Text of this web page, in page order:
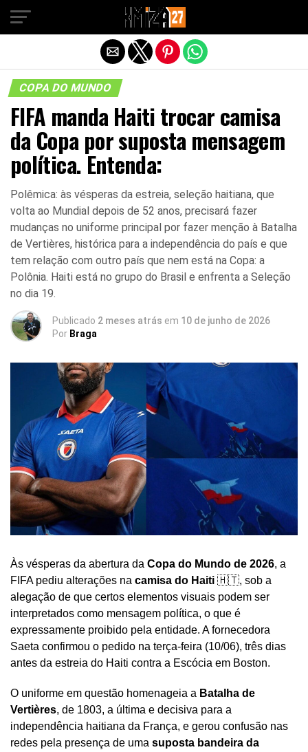
COPA DO MUNDO
FIFA manda Haiti trocar camisa
da Copa por suposta mensagem
política. Entenda:
Polêmica: às vésperas da estreia, seleção haitiana, que
volta ao Mundial depois de 52 anos, precisará fazer
mudanças no uniforme principal por fazer menção à Batalha
de Vertières, histórica para a independência do país e que
tem relação com outro país que nem está na Copa: a
Polônia. Haiti está no grupo do Brasil e enfrenta a Seleção
no dia 19.
Publicado 2 meses atrás em 10 de junho de 2026
Por Braga
Às vésperas da abertura da Copa do Mundo de 2026, a
FIFA pediu alterações na camisa do Haiti 🇭🇹, sob a
alegação de que certos elementos visuais podem ser
interpretados como mensagem política, o que é
expressamente proibido pela entidade. A fornecedora
Saeta confirmou o pedido na terça-feira (10/06), três dias
antes da estreia do Haiti contra a Escócia em Boston.
O uniforme em questão homenageia a Batalha de
Vertières, de 1803, a última e decisiva para a
independência haitiana da França, e gerou confusão nas
redes pela presença de uma suposta bandeira da
Sair da versão mobile